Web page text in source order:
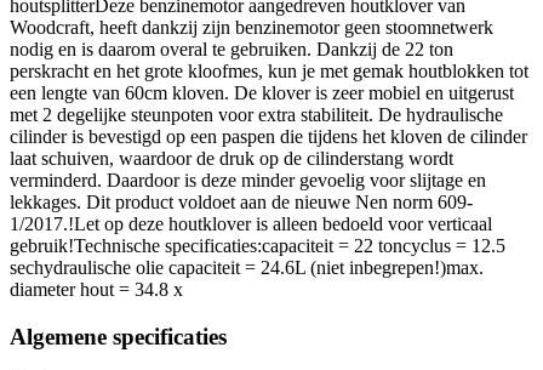
houtsplitterDeze benzinemotor aangedreven houtklover van
Woodcraft, heeft dankzij zijn benzinemotor geen stoomnetwerk
nodig en is daarom overal te gebruiken. Dankzij de 22 ton
perskracht en het grote kloofmes, kun je met gemak houtblokken tot
een lengte van 60cm kloven. De klover is zeer mobiel en uitgerust
met 2 degelijke steunpoten voor extra stabiliteit. De hydraulische
cilinder is bevestigd op een paspen die tijdens het kloven de cilinder
laat schuiven, waardoor de druk op de cilinderstang wordt
verminderd. Daardoor is deze minder gevoelig voor slijtage en
lekkages. Dit product voldoet aan de nieuwe Nen norm 609-
1/2017.!Let op deze houtklover is alleen bedoeld voor verticaal
gebruik!Technische specificaties:capaciteit = 22 toncyclus = 12.5
sechydraulische olie capaciteit = 24.6L (niet inbegrepen!)max.
diameter hout = 34.8 x
Algemene specificaties